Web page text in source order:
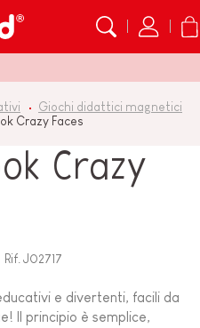
Giochi didattici magnetici
Crazy Faces
Crazy
Rif.J02717
e divertenti, facili da
Il principio è semplice,